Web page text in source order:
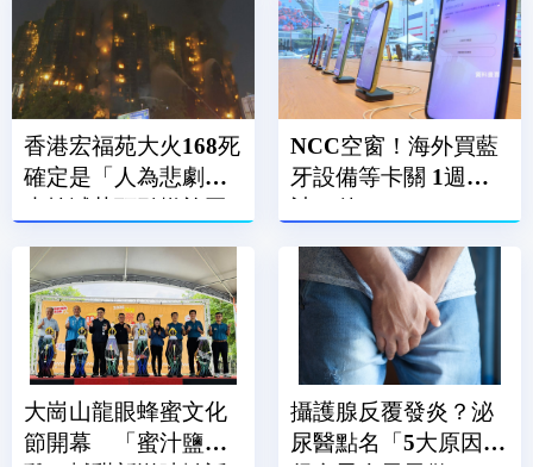
香港宏福苑大火168死
確定是「人為悲劇」
未熄滅菸頭引燃施工
NCC空窗！海外買藍
牙設備等卡關 1週累
計86件
大崗山龍眼蜂蜜文化
節開幕 「蜜汁鹽酥
攝護腺反覆發炎？泌
尿醫點名「5大原因」